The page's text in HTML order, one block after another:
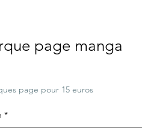
page manga
page pour 15 euros
*